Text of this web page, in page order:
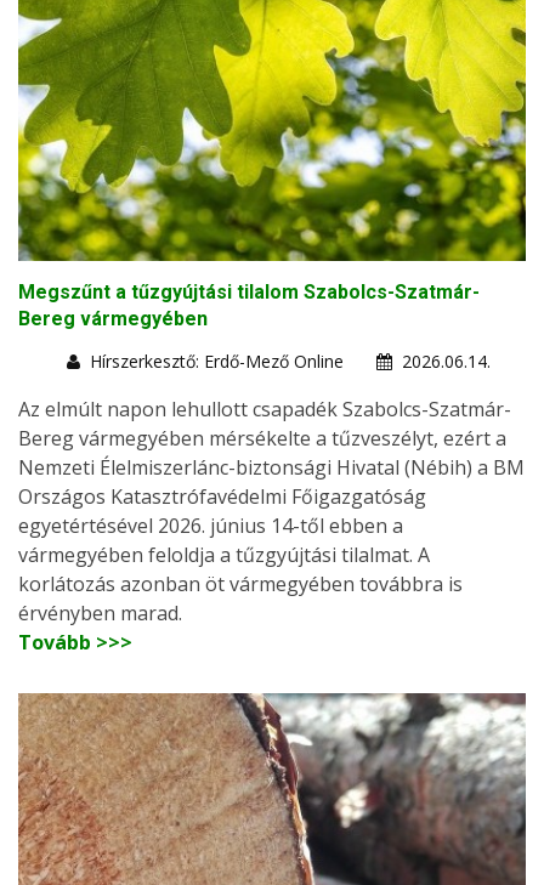
Megszűnt a tűzgyújtási tilalom Szabolcs-Szatmár-
Bereg vármegyében
Hírszerkesztő: Erdő-Mező Online
2026.06.14.
Az elmúlt napon lehullott csapadék Szabolcs-Szatmár-
Bereg vármegyében mérsékelte a tűzveszélyt, ezért a
Nemzeti Élelmiszerlánc-biztonsági Hivatal (Nébih) a BM
Országos Katasztrófavédelmi Főigazgatóság
egyetértésével 2026. június 14-től ebben a
vármegyében feloldja a tűzgyújtási tilalmat. A
korlátozás azonban öt vármegyében továbbra is
érvényben marad.
Tovább >>>